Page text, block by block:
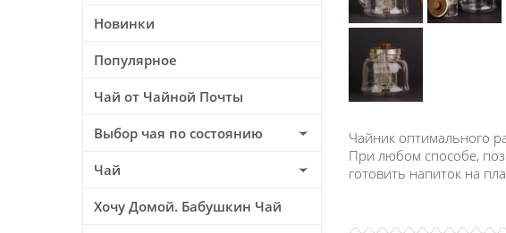
Новинки
Популярное
Чай от Чайной Почты
Выбор чая по состоянию
Чай
Хочу Домой. Бабушкин Чай
Чайник оптимального
При любом способе,
готовить напиток на